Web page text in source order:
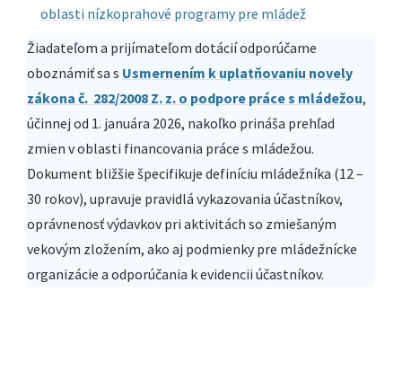
oblasti nízkoprahové programy pre mládež
Žiadateľom a prijímateľom dotácií odporúčame
oboznámiť sa s Usmernením k uplatňovaniu novely
zákona č. 282/2008 Z. z. o podpore práce s mládežou,
účinnej od 1. januára 2026, nakoľko prináša prehľad
zmien v oblasti financovania práce s mládežou.
Dokument bližšie špecifikuje definíciu mládežníka (12 –
30 rokov), upravuje pravidlá vykazovania účastníkov,
oprávnenosť výdavkov pri aktivitách so zmiešaným
vekovým zložením, ako aj podmienky pre mládežnícke
organizácie a odporúčania k evidencii účastníkov.